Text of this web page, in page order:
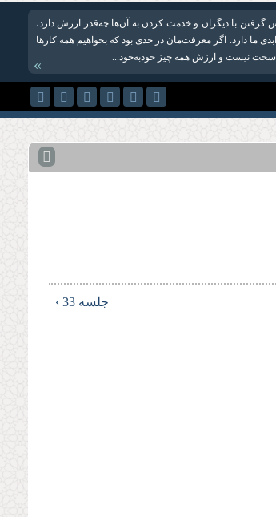
گرفتن با دیگران و خدمت کردن به آن‌ها چه‌‌قدر ارزش دارد،
ما دارد. اگر معرفت‌مان در حدی بود که بخواهیم همه کارها
سخت نیست و ارزش همه چیز خودبه‌خود...
»
جلسه 33 ›